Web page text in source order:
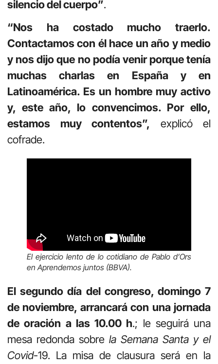
silencio del cuerpo”.
“Nos ha costado mucho traerlo.
Contactamos con él hace un año y medio
y nos dijo que no podía venir porque tenía
muchas charlas en España y en
Latinoamérica. Es un hombre muy activo
y, este año, lo convencimos. Por ello,
estamos muy contentos”, explicó el
cofrade.
El ejercicio lento de lo cotidiano de Pablo d’Ors
en Aprendemos juntos (BBVA).
El segundo día del congreso, domingo 7
de noviembre, arrancará con una jornada
de oración a las 10.00 h.; le seguirá una
mesa redonda sobre la Semana Santa y el
Covid-19. La misa de clausura será en la